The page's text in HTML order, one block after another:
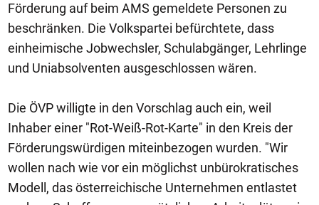
Förderung auf beim AMS gemeldete Personen zu
beschränken. Die Volkspartei befürchtete, dass
einheimische Jobwechsler, Schulabgänger, Lehrlinge
und Uniabsolventen ausgeschlossen wären.
Die ÖVP willigte in den Vorschlag auch ein, weil
Inhaber einer "Rot-Weiß-Rot-Karte" in den Kreis der
Förderungswürdigen miteinbezogen wurden. "Wir
wollen nach wie vor ein möglichst unbürokratisches
Modell, das österreichische Unternehmen entlastet